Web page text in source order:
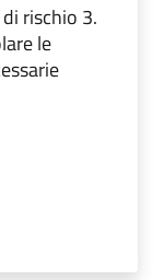
rischio 3.
le